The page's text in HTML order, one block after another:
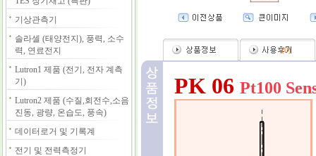
기상관측기
솔라셀 (태양전지), 풍력, 소수
력, 연료전지
Lutron1 제품 (전기, 전자 계측
기)
Lutron2 제품 (수질,회전수,소음
진동, 광량, 온습도, 풍속)
데이터로거 및 기록계
전기 및 전력측정기
(0)
PK 06 Pt100